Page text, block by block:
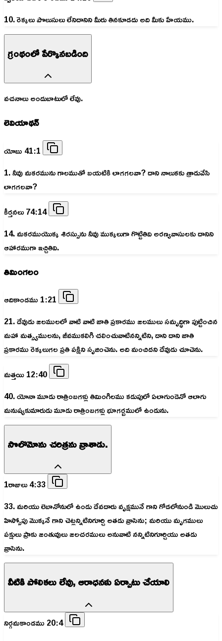
10. రెక్కలు పొలుసులు లేనిదానిని మీరు తినకూడదు అది మీకు హేయము.
గ్రంథంలో పేర్కొనబడింది
వచనాలు అందుబాటులో లేవు.
లెవియాథన్
యోబు 41:1
1. నీవు మకరమును గాలముతో బయటికి లాగగలవా? దాని నాలుకకు త్రాడువేసి
లాగగలవా?
కీర్తనలు 74:14
14. మకరముయొక్క శిరస్సును నీవు ముక్కలుగా గొట్టితివి అరణ్యవాసులకు దానిని
ఆహారముగా ఇచ్చితివి.
తిమింగలం
ఆదికాండము 1:21
21. దేవుడు జలములలో వాటి వాటి జాతి ప్రకారము జలములు సమృద్ధిగా పుట్టించిన
మహా మత్స్యములను, జీవముకలిగి చలించువాటినన్నిటిని, దాని దాని జాతి
ప్రకారము రెక్కలుగల ప్రతి పక్షిని సృజించెను. అది మంచిదని దేవుడు చూచెను.
మత్తయి 12:40
40. యోనా మూడు రాత్రింబగళ్లు తివిుంగిలము కడుపులో ఏలాగుండెనో ఆలాగు
మనుష్యకుమారుడు మూడు రాత్రింబగళ్లు భూగర్బములో ఉండును.
సొలొమోను చరిత్రను వ్రాశాడు.
1రాజులు 4:33
33. మరియు లెబానోనులో ఉండు దేవదారు వృక్షమునే గాని గోడలోనుండి మొలుచు
హిస్సోపు మొక్కనే గాని చెట్లన్నిటినిగూర్చి అతడు వ్రాసెను; మరియు మృగములు
పక్షులు ప్రాకు జంతువులు జలచరములు అనువాటి నన్నిటినిగూర్చియు అతడు
వ్రాసెను.
వీటికి పోలికలు లేవు, ఆరాధనకు ఏర్పాటు చేయాలి
నిర్గమకాండము 20:4